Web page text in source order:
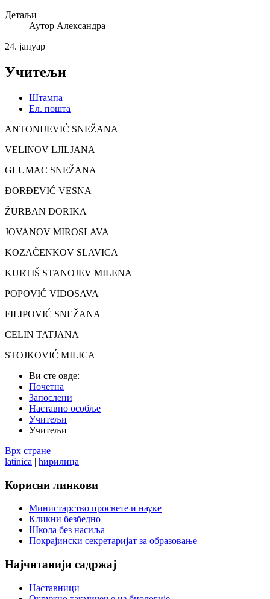
Детаљи
Аутор Александра
24. јануар
Учитељи
Штампа
Ел. пошта
ANTONIJEVIĆ SNEŽANA
VELINOV LJILJANA
GLUMAC SNEŽANA
ĐORĐEVIĆ VESNA
ŽURBAN DORIKA
JOVANOV MIROSLAVA
KOZAČENKOV SLAVICA
KURTIŠ STANOJEV MILENA
POPOVIĆ VIDOSAVA
FILIPOVIĆ SNEŽANA
CELIN TATJANA
STOJKOVIĆ MILICA
Ви сте овде:
Почетна
Запослени
Наставно особље
Учитељи
Учитељи
Врх стране
latinica | ћирилица
Корисни линкови
Министарство просвете и науке
Кликни безбедно
Школа без насиља
Покрајински секретаријат за образовање
Најчитанији садржај
Наставници